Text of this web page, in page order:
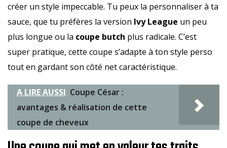
créer un style impeccable. Tu peux la personnaliser à ta
sauce, que tu préfères la version Ivy League un peu
plus longue ou la coupe butch plus radicale. C’est
super pratique, cette coupe s’adapte à ton style perso
tout en gardant son côté net caractéristique.
A LIRE AUSSI Coupe César :
avantages & réalisation de cette
coupe de cheveux